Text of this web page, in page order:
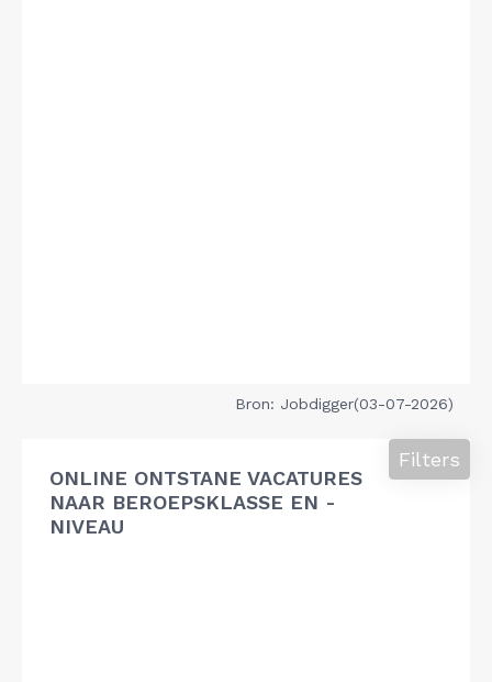
Bron: Jobdigger(03-07-2026)
ONLINE ONTSTANE VACATURES
NAAR BEROEPSKLASSE EN -
NIVEAU
Filters